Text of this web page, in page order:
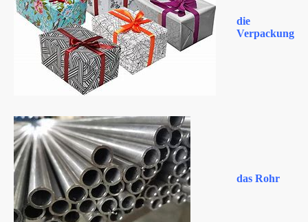
die
Verpackung
das Rohr